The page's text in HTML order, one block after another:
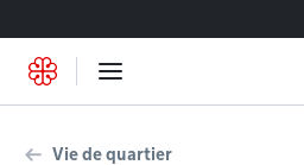
Vie de quartier